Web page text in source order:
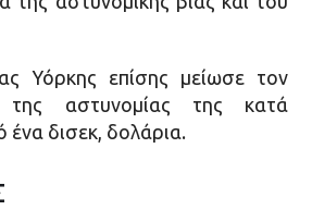
Υόρκης επίσης μείωσε τον
της αστυνομίας της κατά
ένα δισεκ, δολάρια.